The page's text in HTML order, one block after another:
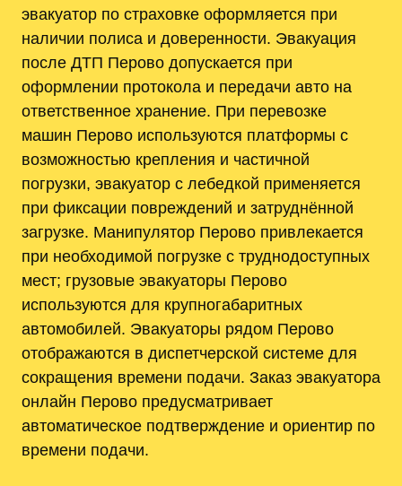
эвакуатор по страховке оформляется при
наличии полиса и доверенности. Эвакуация
после ДТП Перово допускается при
оформлении протокола и передачи авто на
ответственное хранение. При перевозке
машин Перово используются платформы с
возможностью крепления и частичной
погрузки, эвакуатор с лебедкой применяется
при фиксации повреждений и затруднённой
загрузке. Манипулятор Перово привлекается
при необходимой погрузке с труднодоступных
мест; грузовые эвакуаторы Перово
используются для крупногабаритных
автомобилей. Эвакуаторы рядом Перово
отображаются в диспетчерской системе для
сокращения времени подачи. Заказ эвакуатора
онлайн Перово предусматривает
автоматическое подтверждение и ориентир по
времени подачи.